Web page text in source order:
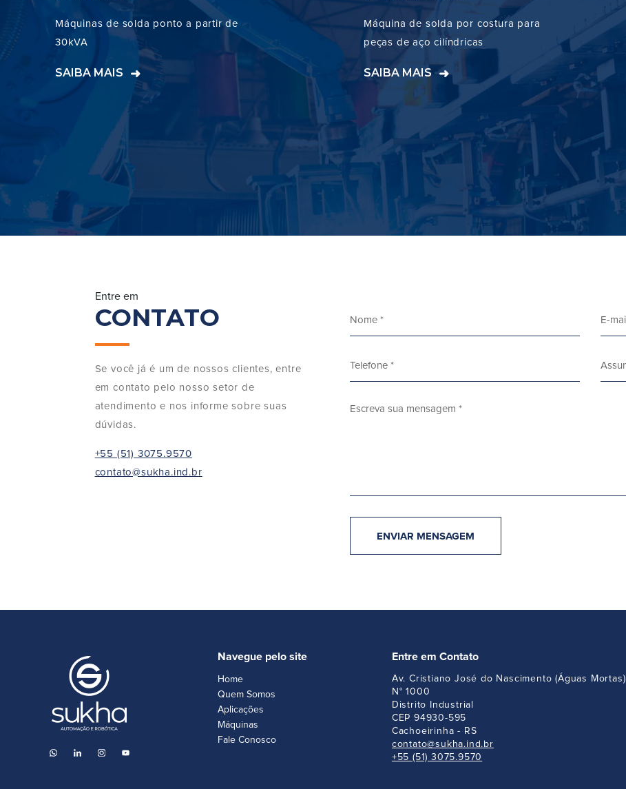
Máquinas de solda ponto a partir de
30kVA
SAIBA MAIS ➜
Máquina de solda por costura para
peças de aço cilíndricas
SAIBA MAIS ➜
Entre em
CONTATO
Se você já é um de nossos clientes, entre
em contato pelo nosso setor de
atendimento e nos informe sobre suas
dúvidas.
+55 (51) 3075.9570
contato@sukha.ind.br
Navegue pelo site
Home
Quem Somos
Aplicações
Máquinas
Fale Conosco
Entre em Contato
Av. Cristiano José do Nascimento (Águas Mortas)
N° 1000
Distrito Industrial
CEP 94930-595
Cachoeirinha - RS
contato@sukha.ind.br
+55 (51) 3075.9570